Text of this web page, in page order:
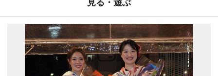
見る・遊ぶ